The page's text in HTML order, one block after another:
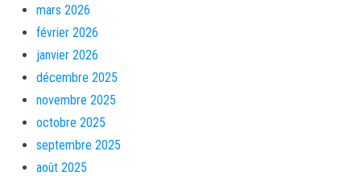
mars 2026
février 2026
janvier 2026
décembre 2025
novembre 2025
octobre 2025
septembre 2025
août 2025